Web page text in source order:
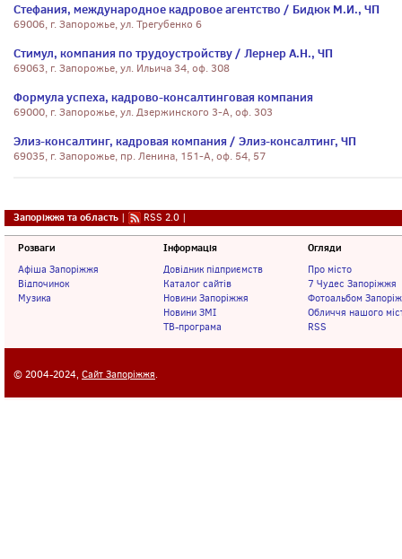
Стефания, международное кадровое агентство / Бидюк М.И., ЧП
69006, г. Запорожье, ул. Трегубенко 6
Стимул, компания по трудоустройству / Лернер А.Н., ЧП
69063, г. Запорожье, ул. Ильича 34, оф. 308
Формула успеха, кадрово-консалтинговая компания
69000, г. Запорожье, ул. Дзержинского 3-А, оф. 303
Элиз-консалтинг, кадровая компания / Элиз-консалтинг, ЧП
69035, г. Запорожье, пр. Ленина, 151-А, оф. 54, 57
Запоріжжя та область | RSS 2.0 |
Розваги
Афіша Запоріжжя
Відпочинок
Музика
Інформація
Довідник підприємств
Каталог сайтів
Новини Запоріжжя
Новини ЗМІ
ТВ-програма
Огляди
Про місто
7 Чудес Запоріжжя
Фотоальбом
Обличчя нашого
RSS
© 2004-2024, Сайт Запоріжжя.